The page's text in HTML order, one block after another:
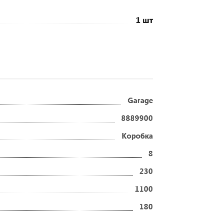
1 шт
Garage
8889900
Коробка
8
230
1100
180